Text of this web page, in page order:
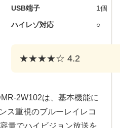
USB端子 1個
ハイレゾ対応 ○
★★★★☆ 4.2
2W102は、基本機能に
ス重視のブルーレイレコ
量でハイビジョン放送を